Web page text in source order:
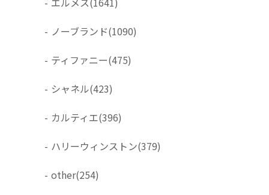
- ノーブランド(1090)
- ティファニー(475)
- シャネル(423)
- カルティエ(396)
- ハリーウィンストン(379)
- other(254)